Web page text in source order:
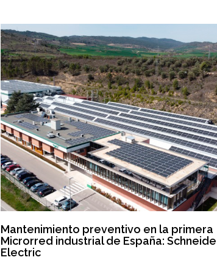
Mantenimiento preventivo en la primera
Microrred industrial de España:
Electric